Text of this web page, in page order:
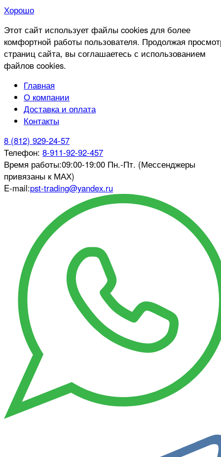
Хорошо
Этот сайт использует файлы cookies для более
комфортной работы пользователя. Продолжая
страниц сайта, вы соглашаетесь с использованием
файлов cookies.
Главная
О компании
Доставка и оплата
Контакты
8 (812) 929-24-57
Телефон: 8-911-92-92-457
Время работы:09:00-19:00 Пн.-Пт. (Мессенджеры
привязаны к МАХ)
E-mail:pst-trading@yandex.ru